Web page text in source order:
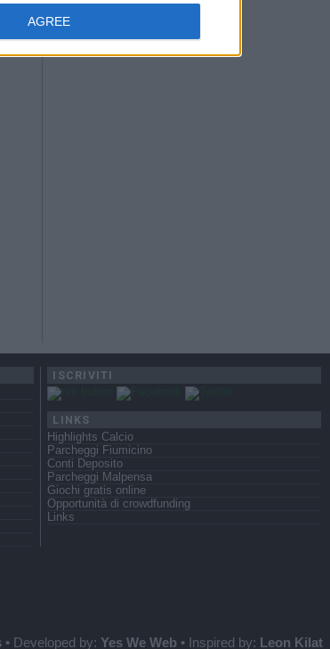
AGREE
ISCRIVITI
LINKS
Highlights Calcio
Parcheggi Fiumicino
Conti Deposito
Parcheggi Malpensa
Giochi gratis online
Opportunità di crowdfunding
Links
• Developed by: Yes We Web • Inspired by: Leon Kilat